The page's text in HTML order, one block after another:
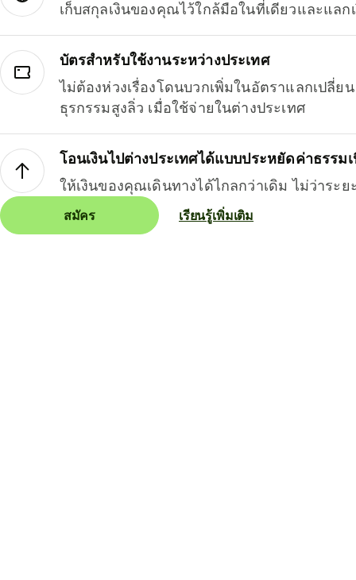
เก็บสกุลเงินของคุณไว้ใกล้มือในที่เดียวและแลก
บัตรสำหรับใช้งานระหว่างประเทศ
ไม่ต้องห่วงเรื่องโดนบวกเพิ่มในอัตราแลกเปลี่ย
ธุรกรรมสูงลิ่ว เมื่อใช้จ่ายในต่างประเทศ
โอนเงินไปต่างประเทศได้แบบประหยัดค่าธรรม
ให้เงินของคุณเดินทางได้ไกลกว่าเดิม ไม่ว่าระย
สมัคร เรียนรู้เพิ่มเติม